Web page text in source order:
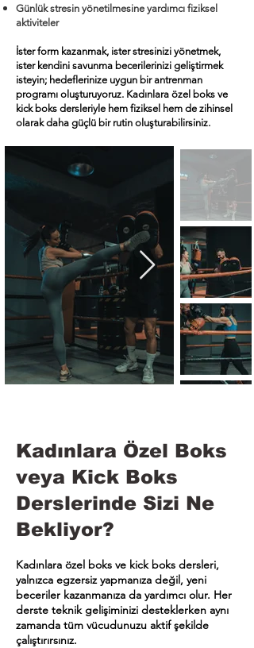
Günlük stresin yönetilmesine yardımcı fiziksel
aktiviteler
İster form kazanmak, ister stresinizi yönetmek,
ister kendini savunma becerilerinizi geliştirmek
isteyin; hedeflerinize uygun bir antrenman
programı oluşturuyoruz. Kadınlara özel boks ve
kick boks dersleriyle hem fiziksel hem de zihinsel
olarak daha güçlü bir rutin oluşturabilirsiniz.
Kadınlara Özel Boks
veya Kick Boks
Derslerinde Sizi Ne
Bekliyor?
Kadınlara özel boks ve kick boks dersleri,
yalnızca egzersiz yapmanıza değil, yeni
beceriler kazanmanıza da yardımcı olur. Her
derste teknik gelişiminizi desteklerken aynı
zamanda tüm vücudunuzu aktif şekilde
çalıştırırsınız.